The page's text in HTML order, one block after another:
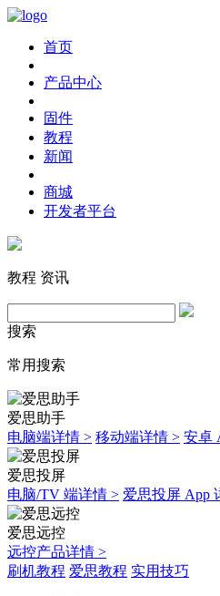
首页
产品中心
固件
教程
新闻
商城
开发者平台
教程 资讯
搜索
常用搜索
爱思助手
电脑端详情 > 移动端详情 > 安卓
爱思投屏
电脑/TV 端详情 > 爱思投屏 App
爱思远控
远控产品详情 >
刷机教程 爱思教程 实用技巧